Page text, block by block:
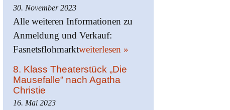
30. November 2023
Alle weiteren Informationen zu
Anmeldung und Verkauf:
Fasnetsflohmarktweiterlesen »
8. Klass Theaterstück „Die
Mausefalle“ nach Agatha
Christie
16. Mai 2023